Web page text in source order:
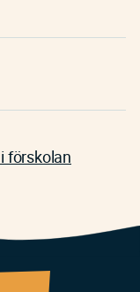
förskolan